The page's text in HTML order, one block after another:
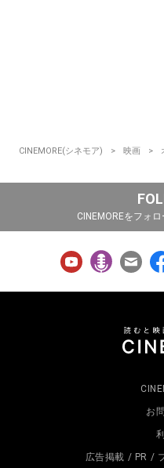
CINEMORE(シネモア) 映画
CINEMOREをフォ
お
広告掲載 / PR /